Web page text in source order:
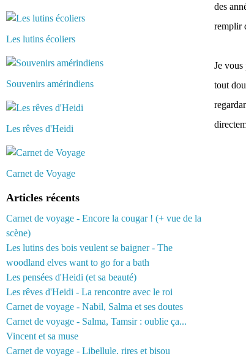
Les lutins écoliers
Souvenirs amérindiens
Les rêves d'Heidi
Carnet de Voyage
Articles récents
Carnet de voyage - Encore la cougar ! (+ vue de la
scène)
Les lutins des bois veulent se baigner - The
woodland elves want to go for a bath
Les pensées d'Heidi (et sa beauté)
Les rêves d'Heidi - La rencontre avec le roi
Carnet de voyage - Nabil, Salma et ses doutes
Carnet de voyage - Salma, Tamsir : oublie ça...
Vincent et sa muse
Carnet de voyage - Libellule. rires et bisou
des
remplir
Je vous
tout